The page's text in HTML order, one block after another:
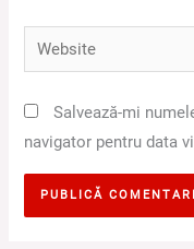
Website
Salvează-mi
navigator pentru data